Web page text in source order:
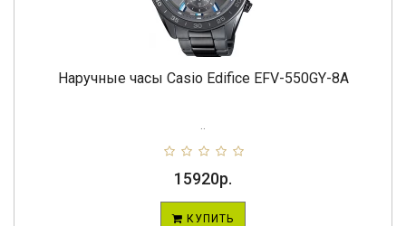
Наручные часы Casio Edifice EFV-550GY-8A
15920р.
КУПИТЬ